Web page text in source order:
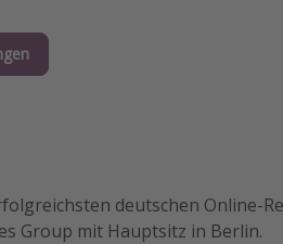
deutschen Online-
Group mit Hauptsitz in Berlin.